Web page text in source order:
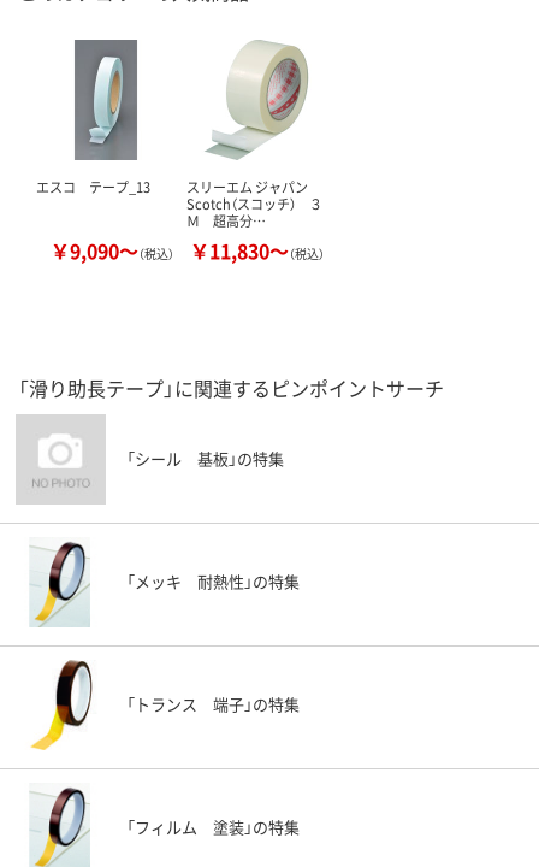
エスコ テープ_13
￥9,090～（税込）
スリーエム ジャパン
Scotch（スコッチ） ３
Ｍ 超高分…
￥11,830～（税込）
「滑り助長テープ」に関連するピンポイントサーチ
「シール 基板」の特集
「メッキ 耐熱性」の特集
「トランス 端子」の特集
「フィルム 塗装」の特集